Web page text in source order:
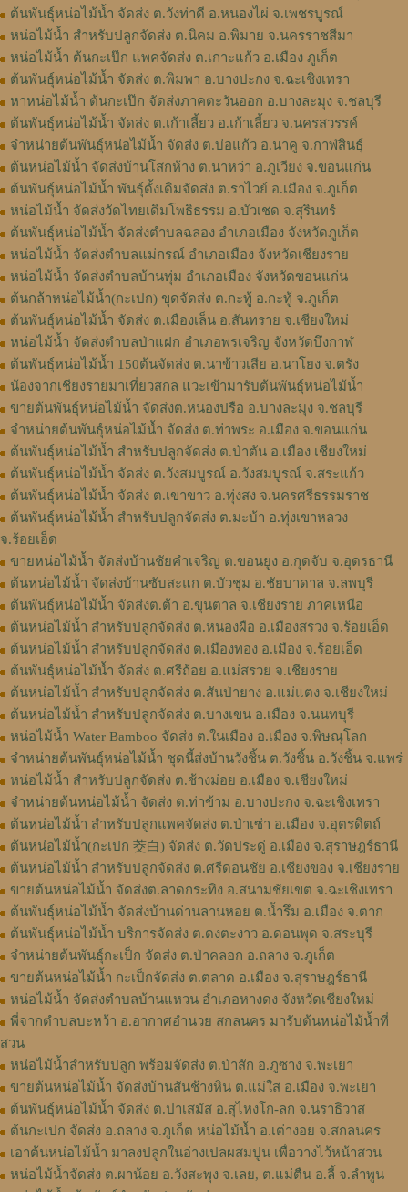
ต้นพันธุ์หน่อไม้น้ำ จัดส่ง ต.วังท่าดี อ.หนองไผ่ จ.เพชรบูรณ์
หน่อไม้น้ำ สำหรับปลูกจัดส่ง ต.นิคม อ.พิมาย จ.นครราชสีมา
หน่อไม้น้ำ ต้นกะเป๊ก แพคจัดส่ง ต.เกาะแก้ว อ.เมือง ภูเก็ต
ต้นพันธุ์หน่อไม้น้ำ จัดส่ง ต.พิมพา อ.บางปะกง จ.ฉะเชิงเทรา
หาหน่อไม้น้ำ ต้นกะเป๊ก จัดส่งภาคตะวันออก อ.บางละมุง จ.ชลบุรี
ต้นพันธุ์หน่อไม้น้ำ จัดส่ง ต.เก้าเลี้ยว อ.เก้าเลี้ยว จ.นครสวรรค์
จำหน่ายต้นพันธุ์หน่อไม้น้ำ จัดส่ง ต.บ่อแก้ว อ.นาคู จ.กาฬสินธุ์
ต้นหน่อไม้น้ำ จัดส่งบ้านโสกห้าง ต.นาหว่า อ.ภูเวียง จ.ขอนแก่น
ต้นพันธุ์หน่อไม้น้ำ พันธุ์ดั้งเดิมจัดส่ง ต.ราไวย์ อ.เมือง จ.ภูเก็ต
หน่อไม้น้ำ จัดส่งวัดไทยเดิมโพธิธรรม อ.บัวเชด จ.สุรินทร์
ต้นพันธุ์หน่อไม้น้ำ จัดส่งตำบลฉลอง อำเภอเมือง จังหวัดภูเก็ต
หน่อไม้น้ำ จัดส่งตำบลแม่กรณ์ อำเภอเมือง จังหวัดเชียงราย
หน่อไม้น้ำ จัดส่งตำบลบ้านทุ่ม อำเภอเมือง จังหวัดขอนแก่น
ต้นกล้าหน่อไม้น้ำ(กะเปก) ขุดจัดส่ง ต.กะทู้ อ.กะทู้ จ.ภูเก็ต
ต้นพันธุ์หน่อไม้น้ำ จัดส่ง ต.เมืองเล็น อ.สันทราย จ.เชียงใหม่
หน่อไม้น้ำ จัดส่งตำบลป่าแฝก อำเภอพรเจริญ จังหวัดบึงกาฬ
ต้นพันธุ์หน่อไม้น้ำ 150ต้นจัดส่ง ต.นาข้าวเสีย อ.นาโยง จ.ตรัง
น้องจากเชียงรายมาเที่ยวสกล แวะเข้ามารับต้นพันธุ์หน่อไม้น้ำ
ขายต้นพันธุ์หน่อไม้น้ำ จัดส่งต.หนองปรือ อ.บางละมุง จ.ชลบุรี
จำหน่ายต้นพันธุ์หน่อไม้น้ำ จัดส่ง ต.ท่าพระ อ.เมือง จ.ขอนแก่น
ต้นพันธุ์หน่อไม้น้ำ สำหรับปลูกจัดส่ง ต.ป่าตัน อ.เมือง เชียงใหม่
ต้นพันธุ์หน่อไม้น้ำ จัดส่ง ต.วังสมบูรณ์ อ.วังสมบูรณ์ จ.สระแก้ว
ต้นพันธุ์หน่อไม้น้ำ จัดส่ง ต.เขาขาว อ.ทุ่งสง จ.นครศรีธรรมราช
ต้นพันธุ์หน่อไม้น้ำ สำหรับปลูกจัดส่ง ต.มะบ้า อ.ทุ่งเขาหลวง
จ.ร้อยเอ็ด
ขายหน่อไม้น้ำ จัดส่งบ้านชัยคำเจริญ ต.ขอนยูง อ.กุดจับ จ.อุดรธานี
ต้นหน่อไม้น้ำ จัดส่งบ้านซับสะแก ต.บัวชุม อ.ชัยบาดาล จ.ลพบุรี
ต้นพันธุ์หน่อไม้น้ำ จัดส่งต.ต้า อ.ขุนตาล จ.เชียงราย ภาคเหนือ
ต้นหน่อไม้น้ำ สำหรับปลูกจัดส่ง ต.หนองผือ อ.เมืองสรวง จ.ร้อยเอ็ด
ต้นหน่อไม้น้ำ สำหรับปลูกจัดส่ง ต.เมืองทอง​ อ.เมือง​ จ.ร้อยเอ็ด​
ต้นพันธุ์หน่อไม้น้ำ จัดส่ง​ ต.ศรี​ถ้อย​ อ.แม่สรวย​ จ.เชียงราย​
ต้นหน่อไม้น้ำ สำหรับปลูกจัดส่ง ต.สันป่ายาง อ.แม่แตง จ.เชียงใหม่
ต้นหน่อไม้น้ำ สำหรับปลูกจัดส่ง ต.บางเขน อ.เมือง จ.นนทบุรี
หน่อไม้น้ำ Water Bamboo จัดส่ง ต.ในเมือง อ.เมือง จ.พิษณุโลก
จำหน่ายต้นพันธุ์หน่อไม้น้ำ ชุดนี้ส่งบ้านวังชิ้น ต.วังชิ้น อ.วังชิ้น จ.แพร่
หน่อไม้น้ำ สำหรับปลูกจัดส่ง ต.ช้างม่อย อ.เมือง จ.เชียงใหม่
จำหน่ายต้นหน่อไม้น้ำ จัดส่ง ต.ท่าข้าม อ.บางปะกง จ.ฉะเชิงเทรา
ต้นหน่อไม้น้ำ สำหรับปลูกแพคจัดส่ง ต.ป่าเซ่า อ.เมือง จ.อุตรดิตถ์
ต้นหน่อไม้น้ำ(กะเปก 茭白) จัดส่ง ต.วัดประดู่ อ.เมือง จ.สุราษฎร์ธานี
ต้นหน่อไม้น้ำ สำหรับปลูกจัดส่ง ต.ศรีดอนชัย อ.เชียงของ จ.เชียงราย
ขายต้นหน่อไม้น้ำ จัดส่งต.ลาดกระทิง อ.สนามชัยเขต จ.ฉะเชิงเทรา
ต้นพันธุ์หน่อไม้น้ำ จัดส่งบ้านด่านลานหอย ต.น้ำรึม อ.เมือง จ.ตาก
ต้นพันธุ์หน่อไม้น้ำ บริการจัดส่ง ต.ดงตะงาว อ.ดอนพุด จ.สระบุรี
จำหน่ายต้นพันธุ์กะเป็ก จัดส่ง ต.ป่าคลอก อ.ถลาง จ.ภูเก็ต
ขายต้นหน่อไม้น้ำ กะเป็กจัดส่ง ต.ตลาด อ.เมือง จ.สุราษฎร์ธานี
หน่อไม้น้ำ จัดส่งตำบลบ้านแหวน อำเภอหางดง จังหวัดเชียงใหม่
พี่จากตำบลบะหว้า อ.อากาศอำนวย สกลนคร มารับต้นหน่อไม้น้ำที่
สวน
หน่อไม้น้ำสำหรับปลูก พร้อมจัดส่ง ต.ป่าสัก อ.ภูซาง จ.พะเยา
ขายต้นหน่อไม้น้ำ จัดส่งบ้านสันช้างหิน ต.แม่ใส อ.เมือง จ.พะเยา
ต้นพันธุ์หน่อไม้น้ำ จัดส่ง ต.ปาเสมัส อ.สุไหงโก-ลก จ.นราธิวาส
ต้นกะเปก จัดส่ง อ.ถลาง จ.ภูเก็ต หน่อไม้น้ำ อ.เต่างอย จ.สกลนคร
เอาต้นหน่อไม้น้ำ มาลงปลูกในอ่างเปลผสมปูน เพื่อวางไว้หน้าสวน
หน่อไม้น้ำจัดส่ง ต.ผาน้อย อ.วังสะพุง จ.เลย, ต.แม่​ตืน​ อ.ลี้​ จ.ลำพูน​